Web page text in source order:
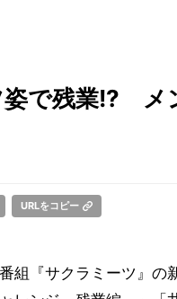
で残業!? メ
URLをコピー
番組『サクラミーツ』の